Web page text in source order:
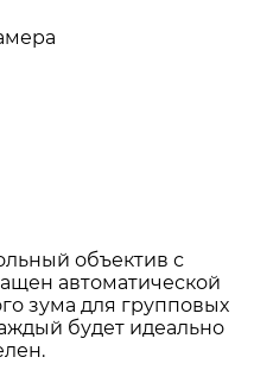
объектив с
автоматической
зума для групповых
будет идеально